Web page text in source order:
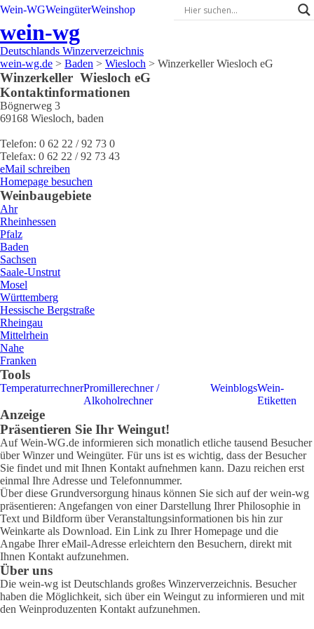
Wein-WGWeingüterWeinshop
wein-wg
Deutschlands Winzerverzeichnis
wein-wg.de > Baden > Wiesloch > Winzerkeller Wiesloch eG
Winzerkeller Wiesloch eG
Kontaktinformationen
Bögnerweg 3
69168 Wiesloch, baden
Telefon: 0 62 22 / 92 73 0
Telefax: 0 62 22 / 92 73 43
eMail schreiben
Homepage besuchen
Weinbaugebiete
Ahr
Rheinhessen
Pfalz
Baden
Sachsen
Saale-Unstrut
Mosel
Württemberg
Hessische Bergstraße
Rheingau
Mittelrhein
Nahe
Franken
Tools
TemperaturrechnerPromillerechner /
Alkoholrechner
WeinblogsWein-
Etiketten
Anzeige
Präsentieren Sie Ihr Weingut!
Auf Wein-WG.de informieren sich monatlich etliche tausend Besucher
über Winzer und Weingüter. Für uns ist es wichtig, dass der Besucher
Sie findet und mit Ihnen Kontakt aufnehmen kann. Dazu reichen erst
einmal Ihre Adresse und Telefonnummer.
Über diese Grundversorgung hinaus können Sie sich auf der wein-wg
präsentieren: Angefangen von einer Darstellung Ihrer Philosophie in
Text und Bildform über Veranstaltungsinformationen bis hin zur
Weinkarte als Download. Ein Link zu Ihrer Homepage und die
Angabe Ihrer eMail-Adresse erleichtern den Besuchern, direkt mit
Ihnen Kontakt aufzunehmen.
Über uns
Die wein-wg ist Deutschlands großes Winzerverzeichnis. Besucher
haben die Möglichkeit, sich über ein Weingut zu informieren und mit
den Weinproduzenten Kontakt aufzunehmen.